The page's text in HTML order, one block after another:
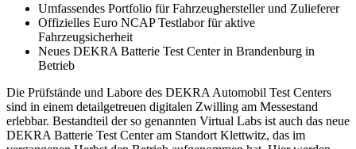
Umfassendes Portfolio für Fahrzeughersteller und Zulieferer
Offizielles Euro NCAP Testlabor für aktive
Fahrzeugsicherheit
Neues DEKRA Batterie Test Center in Brandenburg in
Betrieb
Die Prüfstände und Labore des DEKRA Automobil Test Centers
sind in einem detailgetreuen digitalen Zwilling am Messestand
erlebbar. Bestandteil der so genannten Virtual Labs ist auch das neue
DEKRA Batterie Test Center am Standort Klettwitz, das im